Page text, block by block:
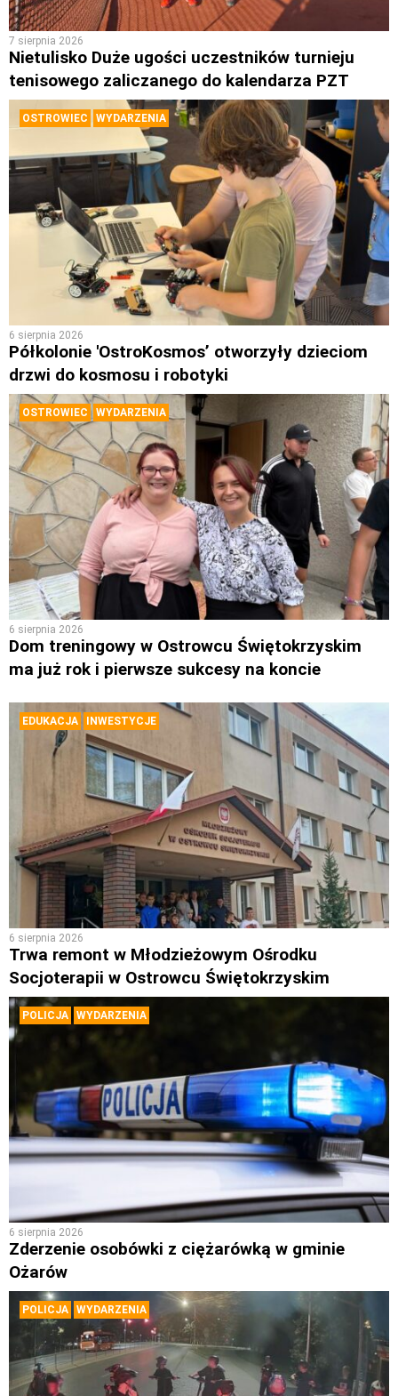
7 sierpnia 2026
Nietulisko Duże ugości uczestników turnieju
tenisowego zaliczanego do kalendarza PZT
OSTROWIEC WYDARZENIA
6 sierpnia 2026
Półkolonie 'OstroKosmos’ otworzyły dzieciom
drzwi do kosmosu i robotyki
OSTROWIEC WYDARZENIA
6 sierpnia 2026
Dom treningowy w Ostrowcu Świętokrzyskim
ma już rok i pierwsze sukcesy na koncie
EDUKACJA INWESTYCJE
6 sierpnia 2026
Trwa remont w Młodzieżowym Ośrodku
Socjoterapii w Ostrowcu Świętokrzyskim
POLICJA WYDARZENIA
6 sierpnia 2026
Zderzenie osobówki z ciężarówką w gminie
Ożarów
POLICJA WYDARZENIA